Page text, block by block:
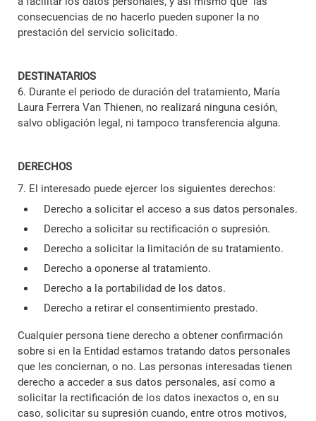
consecuencias de no hacerlo pueden suponer la no
prestación del servicio solicitado.
DESTINATARIOS
6. Durante el periodo de duración del tratamiento, María
Laura Ferrera Van Thienen, no realizará ninguna cesión,
salvo obligación legal, ni tampoco transferencia alguna.
DERECHOS
7. El interesado puede ejercer los siguientes derechos:
Derecho a solicitar el acceso a sus datos personales.
Derecho a solicitar su rectificación o supresión.
Derecho a solicitar la limitación de su tratamiento.
Derecho a oponerse al tratamiento.
Derecho a la portabilidad de los datos.
Derecho a retirar el consentimiento prestado.
Cualquier persona tiene derecho a obtener confirmación
sobre si en la Entidad estamos tratando datos personales
que les conciernan, o no. Las personas interesadas tienen
derecho a acceder a sus datos personales, así como a
solicitar la rectificación de los datos inexactos o, en su
caso, solicitar su supresión cuando, entre otros motivos,